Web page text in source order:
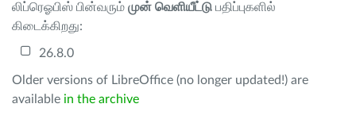
லிப்ரெஓபிஸ் பின்வரும் முன் வெளியீட்டு பதிப்புகளில்
கிடைக்கிறது:
26.8.0
Older versions of LibreOffice (no longer updated!) are
available in the archive